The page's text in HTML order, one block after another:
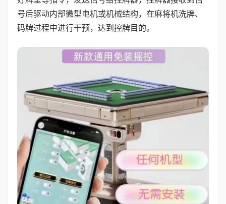
号后驱动内部微型电机或机械结构，在麻将机洗牌、
码牌过程中进行干预，达到控牌目的。